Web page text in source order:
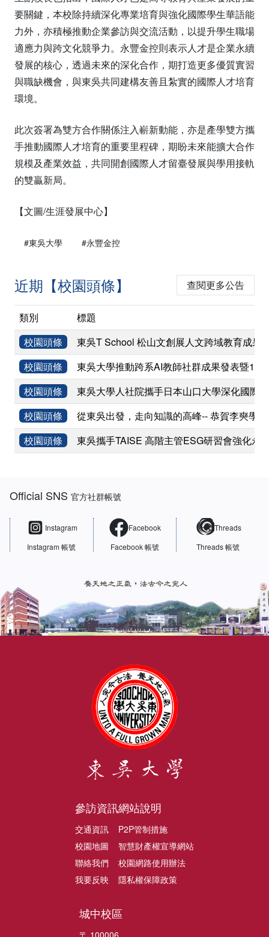
要關鍵，本校除持續深化專業培育與強化國際學生華語能
力外，亦積極推動企業參訪與交流活動，以提升學生職場
適應力與跨文化競爭力。永豐金控則表示人才是企業永續
發展的核心，透過未來的深化合作，期打造更多優質實習
與職缺機會，與東吳共同建構友善且紮實的國際人才培育
環境。
此次簽署為雙方合作關係注入嶄新動能，亦是產學雙方攜
手推動國際人才培育的重要里程碑，期盼未來能擴大合作
規模及產業效益，共同開創國際人才留臺發展與學用接軌
的雙贏新局。
【文圖/生涯發展中心】
#東吳大學 #永豐金控
近期【校園頭條】 查閱更多公告
類別
標題
校園頭條
東吳T School 松山文創展人文跨域教育成果
校園頭條
東吳大學推動跨系AI教師社群成果發表暨
校園頭條
東吳大學人社院攜手日本山口大學深化國際
校園頭條
從東吳出發，走向知識的高峰-- 恭賀李奭學
校園頭條
東吳攜手TAISE 高階主管ESG研習會強化永
Official SNS官方社群帳號
Instagram
Instagram 帳號
Facebook
Facebook 帳號
Threads
Threads 帳號
參訪資訊
交通資訊
校園地圖
聯絡我們
我要反映
網站說明
P2P管制措施
智慧財產權宣導網站
校園網路使用辦法
隱私權保障政策
城中校區